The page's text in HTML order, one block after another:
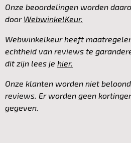
Onze beoordelingen worden
door WebwinkelKeur.
Webwinkelkeur heeft
echtheid van reviews te
dit zijn lees je hier.
Onze klanten worden niet
reviews. Er worden geen
gegeven.